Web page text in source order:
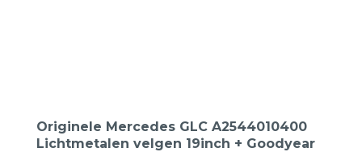
Originele Mercedes GLC A2544010400
Lichtmetalen velgen 19inch + Goodyear